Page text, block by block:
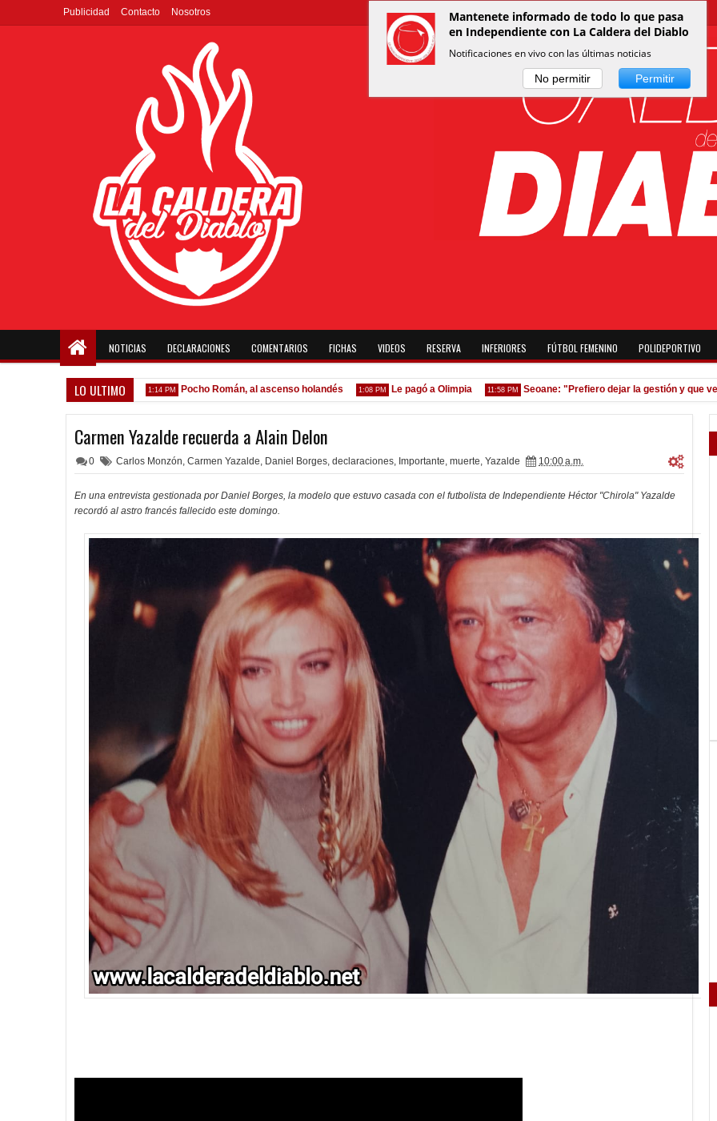
Publicidad Contacto Nosotros
NOTICIAS DECLARACIONES COMENTARIOS FICHAS VIDEOS RESERVA INFERIORES FÚTBOL FEMENINO POLIDEPORTIVO
LO ULTIMO
por Lomónaco 1:14 PM Pocho Román, al ascenso holandés 1:08 PM Le pagó a Olimpia 11:58 PM Seoane: "Prefiero dejar la gestión y que venga
Carmen Yazalde recuerda a Alain Delon
0 Carlos Monzón, Carmen Yazalde, Daniel Borges, declaraciones, Importante, muerte, Yazalde 10:00 a.m.
En una entrevista gestionada por Daniel Borges, la modelo que estuvo casada con el futbolista de Independiente Héctor "Chirola" Yazalde
recordó al astro francés fallecido este domingo.
Mantenete informado de todo lo que pasa
en Independiente con La Caldera del Diablo
Notificaciones en vivo con las últimas noticias
No permitir Permitir